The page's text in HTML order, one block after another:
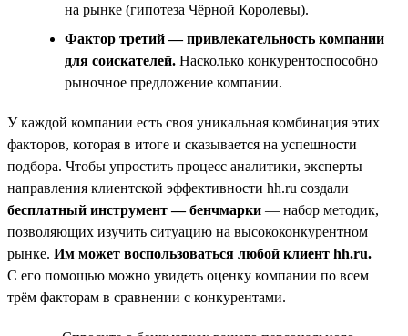
на рынке (гипотеза Чёрной Королевы).
Фактор третий — привлекательность компании
для соискателей. Насколько конкурентоспособно
рыночное предложение компании.
У каждой компании есть своя уникальная комбинация этих
факторов, которая в итоге и сказывается на успешности
подбора. Чтобы упростить процесс аналитики, эксперты
направления клиентской эффективности hh.ru создали
бесплатный инструмент — бенчмарки — набор методик,
позволяющих изучить ситуацию на высококонкурентном
рынке. Им может воспользоваться любой клиент hh.ru.
С его помощью можно увидеть оценку компании по всем
трём факторам в сравнении с конкурентами.